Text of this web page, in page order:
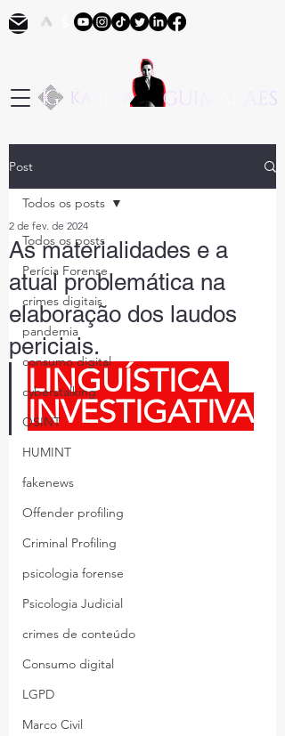
Post
Todos os posts
Perícia Forense
crimes digitais
pandemia
consumo digital
cyberstalking
OSINT
HUMINT
fakenews
Offender profiling
Criminal Profiling
psicologia forense
Psicologia Judicial
crimes de conteúdo
Consumo digital
LGPD
Marco Civil
Todos os posts
As materialidades e a
atual problemática na
elaboração dos laudos
periciais.
2 de fev. de 2024
LINGUÍSTICA
INVESTIGATIVA